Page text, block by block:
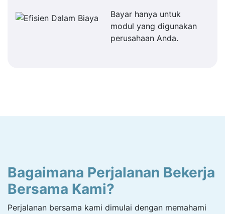
Bayar hanya untuk
modul yang digunakan
perusahaan Anda.
Bagaimana Perjalanan Bekerja
Bersama Kami?
Perjalanan bersama kami dimulai dengan memahami